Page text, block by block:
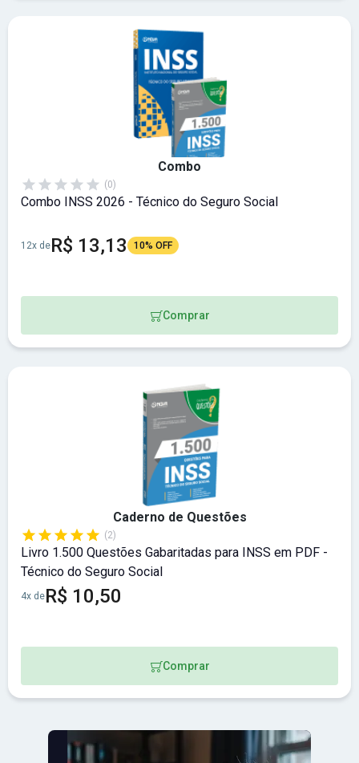
Combo
(0)
Combo INSS 2026 - Técnico do Seguro Social
12x deR$ 13,13 10% OFF
Comprar
Caderno de Questões
(2)
Livro 1.500 Questões Gabaritadas para INSS em PDF -
Técnico do Seguro Social
4x deR$ 10,50
Comprar